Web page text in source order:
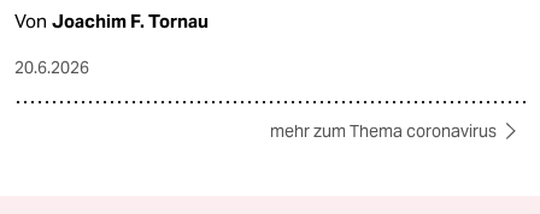
Von Joachim F. Tornau
20.6.2026
mehr zum Thema coronavirus